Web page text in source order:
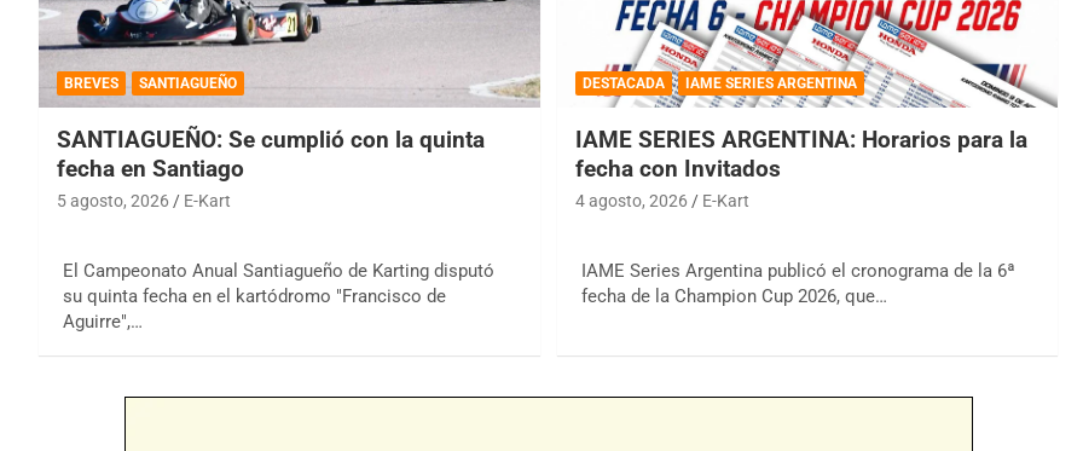
BREVES SANTIAGUEÑO
SANTIAGUEÑO: Se cumplió con la quinta
fecha en Santiago
5 agosto, 2026 E-Kart
El Campeonato Anual Santiagueño de Karting disputó
su quinta fecha en el kartódromo "Francisco de
Aguirre",…
DESTACADA IAME SERIES ARGENTINA
IAME SERIES ARGENTINA: Horarios para la
fecha con Invitados
4 agosto, 2026 E-Kart
IAME Series Argentina publicó el cronograma de la 6ª
fecha de la Champion Cup 2026, que…